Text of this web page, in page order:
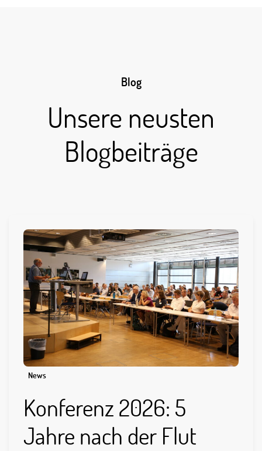
Blog
Unsere neusten
Blogbeiträge
News
Konferenz 2026: 5
Jahre nach der Flut